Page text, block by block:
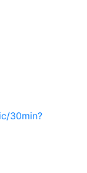
30min?